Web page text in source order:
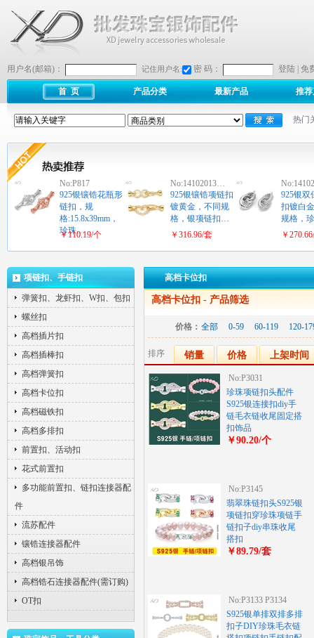
用户名(邮箱)： 记住用户名: 密 码： 登陆 免
首 页 产品分类 最新产品 推
热门
No:P817
925银镶锆花瓶形
链扣，规
格:15.8x39mm，
珍珠…
￥110.19/个
No:14102013…
925银镶锆项链扣
镀黄金，不同规
格，银项链扣…
￥316.96/套
925银双
扣镀白
规格，
￥
项链扣、手链扣
弹簧扣、龙虾扣、W扣、包扣
螺丝扣
高档插片扣
高档插棒扣
高档弹簧扣
高档卡位扣
高档磁铁扣
高档多排扣
前置扣、活动扣
花式前置扣
多功能前置扣、链扣连接器配
件
流苏配件
镶锆连接器配件
高档银吊饰
高档锆石连接器配件(需订购)
OT扣
高档卡位扣
高档卡位扣 - 产品筛选
价格： 全部 0-59 60-119 120-
排序 销量 价格 上架时间
No:P3031
珍珠项链扣头配件
S925银连接扣diy手
链毛衣链收尾固定搭
扣饰品
￥90.20/个
No:P3145
翡翠珠链扣头S925银
项链扣穿珍珠项链手
链扣子diy串珠收尾
搭扣
￥89.79/套
No:P3133 P3134
S925银单排双排多排
扣子DIY珍珠毛衣链